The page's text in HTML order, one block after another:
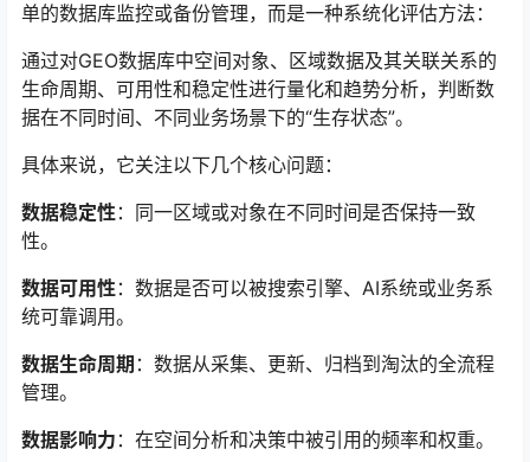
单的数据库监控或备份管理，而是一种系统化评估方法：
通过对GEO数据库中空间对象、区域数据及其关联关系的
生命周期、可用性和稳定性进行量化和趋势分析，判断数
据在不同时间、不同业务场景下的“生存状态”。
具体来说，它关注以下几个核心问题：
数据稳定性：同一区域或对象在不同时间是否保持一致
性。
数据可用性：数据是否可以被搜索引擎、AI系统或业务系
统可靠调用。
数据生命周期 ：数据从采集、更新、归档到淘汰的全流程
管理。
数据影响力 ：在空间分析和决策中被引用的频率和权重。